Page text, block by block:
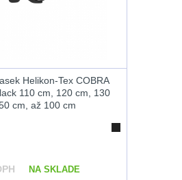
Helikon-Tex COBRA
110 cm, 120 cm, 130
cm, až 100 cm
NA SKLADE